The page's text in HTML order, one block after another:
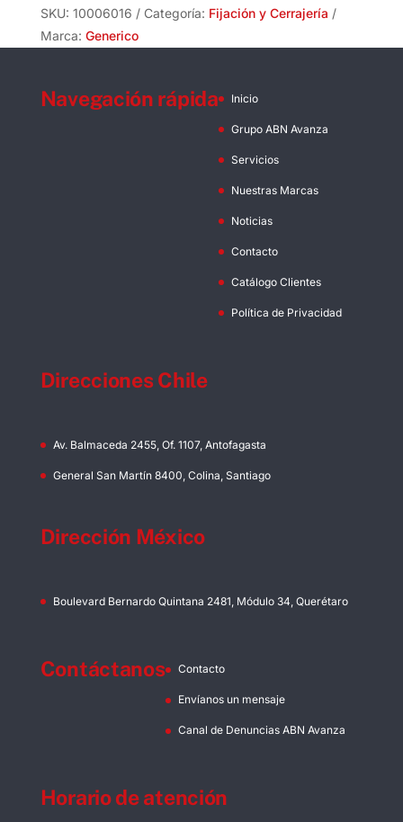
PVC
Gris
SKU: 10006016 Categoría: Fijación y Cerrajería
Marca: Generico
Navegación rápida Inicio
Grupo ABN Avanza
Servicios
Nuestras Marcas
Noticias
Contacto
Catálogo Clientes
Política de Privacidad
Direcciones Chile
Av. Balmaceda 2455, Of. 1107, Antofagasta
General San Martín 8400, Colina, Santiago
Dirección México
Boulevard Bernardo Quintana 2481, Módulo 34, Querétaro
Contáctanos Contacto
Envíanos un mensaje
Canal de Denuncias ABN Avanza
Horario de atención